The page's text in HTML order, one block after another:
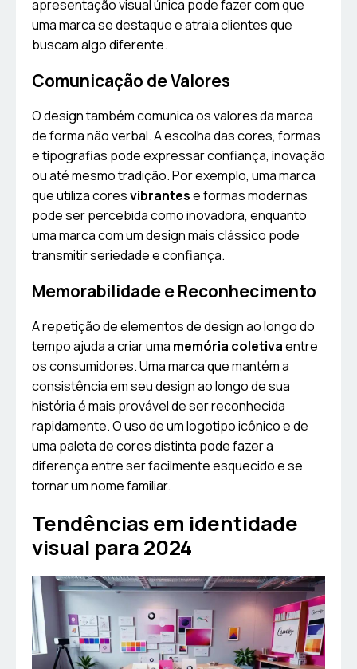
apresentação visual única pode fazer com que
uma marca se destaque e atraia clientes que
buscam algo diferente.
Comunicação de Valores
O design também comunica os valores da marca
de forma não verbal. A escolha das cores, formas
e tipografias pode expressar confiança, inovação
ou até mesmo tradição. Por exemplo, uma marca
que utiliza coresvibrantese formas modernas
pode ser percebida como inovadora, enquanto
uma marca com um design mais clássico pode
transmitir seriedade e confiança.
Memorabilidade e Reconhecimento
A repetição de elementos de design ao longo do
tempo ajuda a criar uma memória coletivaentre
os consumidores. Uma marca que mantém a
consistência em seu design ao longo de sua
história é mais provável de ser reconhecida
rapidamente. O uso de um logotipo icônico e de
uma paleta de cores distinta pode fazer a
diferença entre ser facilmente esquecido e se
tornar um nome familiar.
Tendências em identidade
visual para 2024